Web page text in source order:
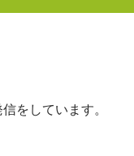
をしています。